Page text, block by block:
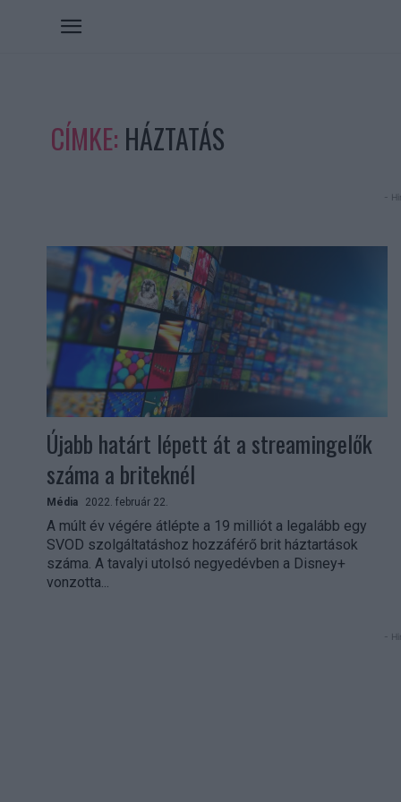
CÍMKE: HÁZTATÁS
-
Újabb határt lépett át a streamingelők
száma a briteknél
Média 2022. február 22.
A múlt év végére átlépte a 19 milliót a legalább egy
SVOD szolgáltatáshoz hozzáférő brit háztartások
száma. A tavalyi utolsó negyedévben a Disney+
vonzotta...
-